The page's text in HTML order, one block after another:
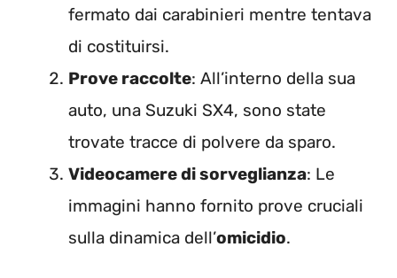
fermato dai carabinieri mentre tentava
di costituirsi.
Prove raccolte: All’interno della sua
auto, una Suzuki SX4, sono state
trovate tracce di polvere da sparo.
Videocamere di sorveglianza: Le
immagini hanno fornito prove cruciali
sulla dinamica dell’omicidio.